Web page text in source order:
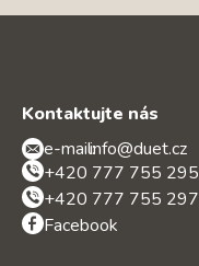
Kontaktujte nás
e-mail:info@duet.cz
+420 777 755 295
+420 777 755 297
Facebook